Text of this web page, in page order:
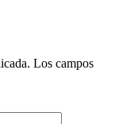
Los campos